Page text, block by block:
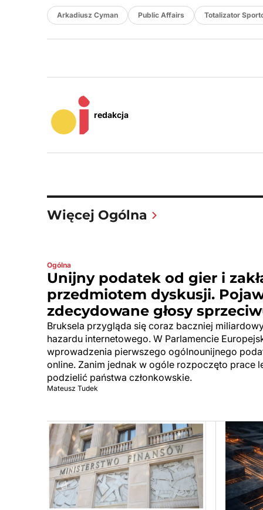
Arkadiusz Cyman Public Affairs Totalizator
redakcja
Więcej Ogólna
Ogólna
Unijny podatek od gier i
przedmiotem dyskusji.
zdecydowane głosy
Bruksela przygląda się coraz baczniej
hazardu internetowego. W Parlamencie
wprowadzenia pierwszego ogólnounijnego
online. Zanim jednak w ogóle rozpoczęto prace
podzielić państwa członkowskie.
Mateusz Tudek